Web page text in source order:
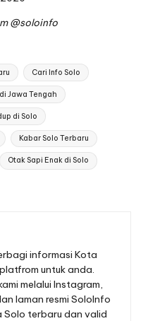
@soloinfo
Cari Info Solo
Jawa Tengah
di Solo
Kabar Solo Terbaru
Otak Sapi Enak di Solo
informasi Kota
untuk anda.
melalui Instagram,
laman resmi SoloInfo
Solo terbaru dan valid